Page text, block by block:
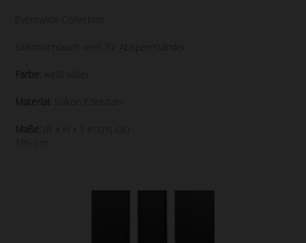
Eventwide Collection
Silikonschlauch weiß für Absperrständer
Farbe: weiß silber
Material: Silikon Edelstahl
Maße:
(B x H x T in cm, ca.)